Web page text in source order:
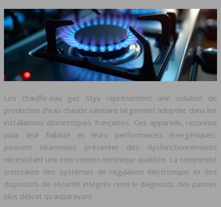
Les chauffe-eau gaz Styx représentent une solution de
production d’eau chaude sanitaire largement adoptée dans les
installations domestiques françaises. Ces appareils, reconnus
pour leur fiabilité et leurs performances énergétiques,
peuvent néanmoins présenter des dysfonctionnements
nécessitant une intervention technique qualifiée. La complexité
croissante des systèmes de régulation électronique et des
dispositifs de sécurité intégrés rend le diagnostic des pannes
plus délicat qu’auparavant.